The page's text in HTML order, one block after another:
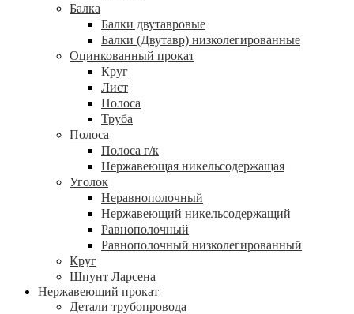
Балка
Балки двутавровые
Балки (Двутавр) низколегированные
Оцинкованный прокат
Круг
Лист
Полоса
Труба
Полоса
Полоса г/к
Нержавеющая никельсодержащая
Уголок
Неравнополочный
Нержавеющий никельсодержащий
Равнополочный
Равнополочный низколегированный
Круг
Шпунт Ларсена
Нержавеющий прокат
Детали трубопровода